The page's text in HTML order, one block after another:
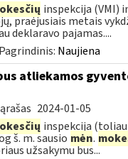
inspekcija (VMI)
praėjusiais metais
deklaravo pajamas....
Pagrindinis: Naujiena
atliekamos
2024-01-05
inspekcija (toliau
š. m. sausio mėn.
užsakymu bus...